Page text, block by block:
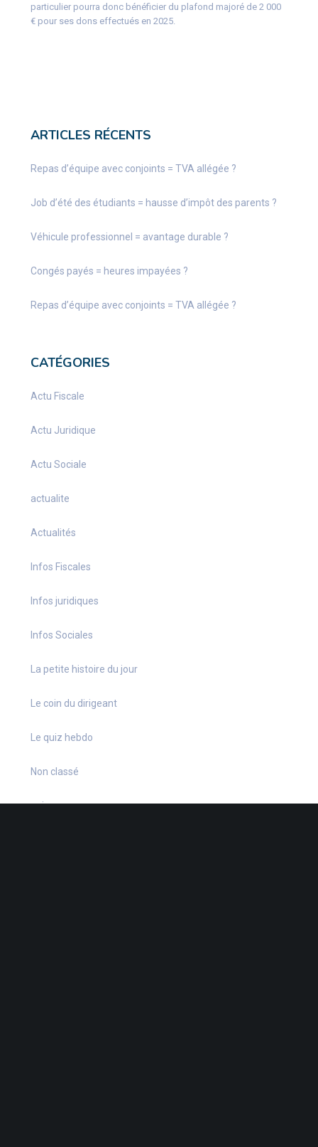
particulier pourra donc bénéficier du plafond majoré de 2 000
€ pour ses dons effectués en 2025.
ARTICLES RÉCENTS
Repas d’équipe avec conjoints = TVA allégée ?
Job d’été des étudiants = hausse d’impôt des parents ?
Véhicule professionnel = avantage durable ?
Congés payés = heures impayées ?
Repas d’équipe avec conjoints = TVA allégée ?
CATÉGORIES
Actu Fiscale
Actu Juridique
Actu Sociale
actualite
Actualités
Infos Fiscales
Infos juridiques
Infos Sociales
La petite histoire du jour
Le coin du dirigeant
Le quiz hebdo
Non classé
quizz